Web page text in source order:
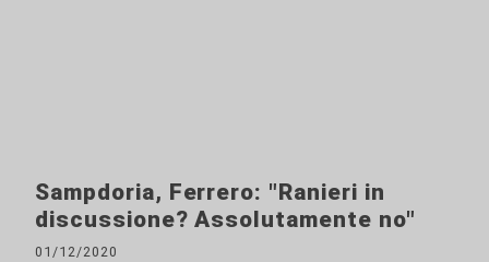
Sampdoria, Ferrero: "Ranieri in
discussione? Assolutamente no"
01/12/2020